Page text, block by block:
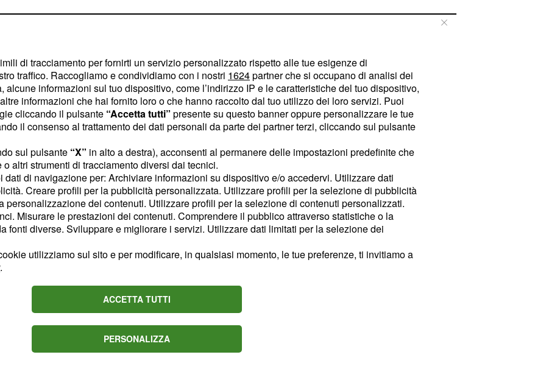
che il 47% delle
Laurel.
sul web che sta
"Priming". Se
fornire la scelta
sentito nessuna delle
ci siamo preparati a
luogo, quando
specializzato in
graficamente
"Yanny or
di tracciamento per fornirti un servizio personalizzato rispetto alle tue esigenze di
traffico. Raccogliamo e condividiamo con i nostri 1624partner che si occupano di analisi dei
informazioni sul tuo dispositivo, come l’indirizzo IP e le caratteristiche del tuo dispositivo,
informazioni che hai fornito loro o che hanno raccolto dal tuo utilizzo dei loro servizi. Puoi
cliccando il pulsante “Accetta tutti” presente su questo banner oppure personalizzare le tue
il consenso al trattamento dei dati personali da parte dei partner terzi, cliccando sul pulsante
sul pulsante “X” in alto a destra), acconsenti al permanere delle impostazioni predefinite che
altri strumenti di tracciamento diversi dai tecnici.
dati di navigazione per: Archiviare informazioni su dispositivo e/o accedervi. Utilizzare dati
Creare profili per la pubblicità personalizzata. Utilizzare profili per la selezione di pubblicità
personalizzazione dei contenuti. Utilizzare profili per la selezione di contenuti personalizzati.
Misurare le prestazioni dei contenuti. Comprendere il pubblico attraverso statistiche o la
fonti diverse. Sviluppare e migliorare i servizi. Utilizzare dati limitati per la selezione dei
utilizziamo sul sito e per modificare, in qualsiasi momento, le tue preferenze, ti invitiamo a
.
ACCETTA TUTTI
PERSONALIZZA